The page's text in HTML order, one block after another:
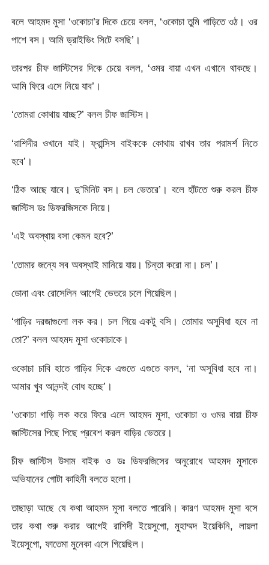
বলে আহমদ মুসা ‘ওকোচা’র দিকে চেয়ে বলল, ‘ওকোচা তুমি গাড়িতে ওঠ। ওর
পাশে বস। আমি ড্রাইভিং সিটে বসছি’।
তারপর চীফ জাস্টিসের দিকে চেয়ে বলল, ‘ওমর বায়া এখন এখানে থাকছে।
আমি ফিরে এসে নিয়ে যাব’।
‘তোমরা কোথায় যাচ্ছ?’ বলল চীফ জাস্টিস।
‘রাশিদীর ওখানে যাই। ফ্রান্সিস বাইককে কোথায় রাখব তার পরামর্শ নিতে
হবে’।
‘ঠিক আছে যাবে। দু’মিনিট বস। চল ভেতরে’। বলে হাঁটতে শুরু করল চীফ
জাস্টিস ডঃ ডিফরজিসকে নিয়ে।
‘এই অবস্থায় বসা কেমন হবে?’
‘তোমার জন্যে সব অবস্থাই মানিয়ে যায়। চিন্তা করো না। চল’।
ডোনা এবং রোসেলিন আগেই ভেতরে চলে গিয়েছিল।
‘গাড়ির দরজাগুলো লক কর। চল গিয়ে একটু বসি। তোমার অসুবিধা হবে না
তো?’ বলল আহমদ মুসা ওকোচাকে।
ওকোচা চাবি হাতে গাড়ির দিকে এগুতে এগুতে বলল, ‘না অসুবিধা হবে না।
আমার খুব আনন্দই বোধ হচ্ছে’।
‘ওকোচা গাড়ি লক করে ফিরে এলে আহমদ মুসা, ওকোচা ও ওমর বায়া চীফ
জাস্টিসের পিছে পিছে প্রবেশ করল বাড়ির ভেতরে।
চীফ জাস্টিস উসাম বাইক ও ডঃ ডিফরজিসের অনুরোধে আহমদ মুসাকে
অভিযানের গোটা কাহিনী বলতে হলো।
তাছাড়া আছে যে কথা আহমদ মুসা বলতে পারেনি। কারণ আহমদ মুসা বসে
তার কথা শুরু করার আগেই রাশিদী ইয়েসুগো, মুহাম্মদ ইয়েকিনি, লায়লা
ইয়েসুগো, ফাতেমা মুনেকা এসে গিয়েছিল।